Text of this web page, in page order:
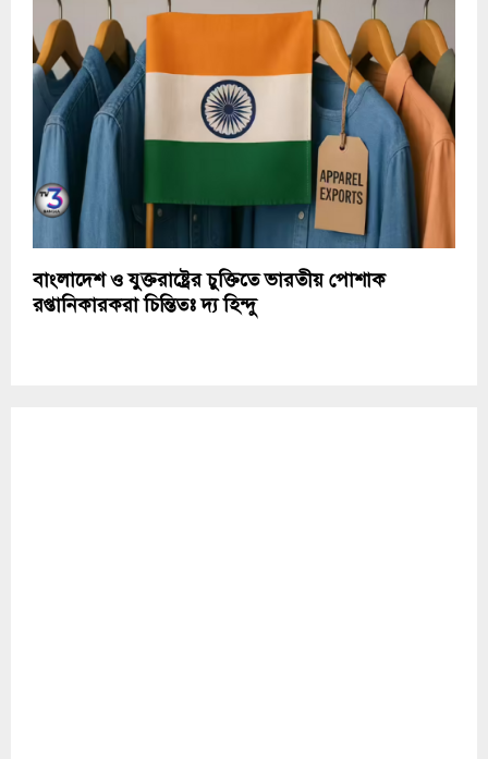
বাংলাদেশ ও যুক্তরাষ্ট্রের চুক্তিতে ভারতীয় পোশাক
রপ্তানিকারকরা চিন্তিতঃ দ্য হিন্দু